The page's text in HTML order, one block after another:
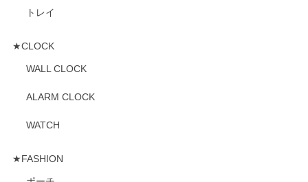
トレイ
★CLOCK
WALL CLOCK
ALARM CLOCK
WATCH
★FASHION